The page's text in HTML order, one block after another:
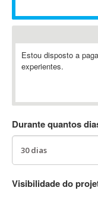
Ableton
Ableton Push
Abstract
AC3
ACID Pro
Estou disposto a
experientes.
Durante quantos
Visibilidade do